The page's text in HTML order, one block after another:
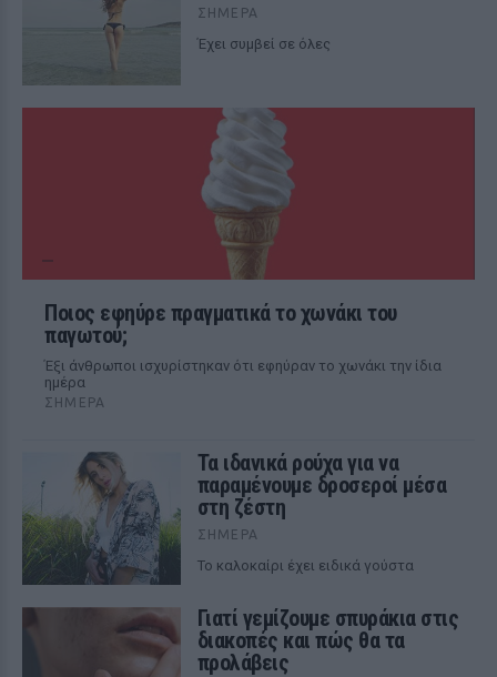
ΣΉΜΕΡΑ
Έχει συμβεί σε όλες
Ποιος εφηύρε πραγματικά το χωνάκι του
παγωτού;
Έξι άνθρωποι ισχυρίστηκαν ότι εφηύραν το χωνάκι την ίδια
ημέρα
ΣΉΜΕΡΑ
Τα ιδανικά ρούχα για να
παραμένουμε δροσεροί μέσα
στη ζέστη
ΣΉΜΕΡΑ
To καλοκαίρι έχει ειδικά γούστα
Γιατί γεμίζουμε σπυράκια στις
διακοπές και πώς θα τα
προλάβεις